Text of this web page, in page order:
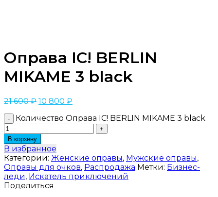
Оправа IC! BERLIN
MIKAME 3 black
21 600₽ 10 800 ₽
Количество Оправа IC! BERLIN MIKAME 3 black
В корзину
В избранное
Категории: Женские оправы, Мужские оправы,
Оправы для очков, Распродажа Метки: Бизнес-
леди, Искатель приключений
Поделиться